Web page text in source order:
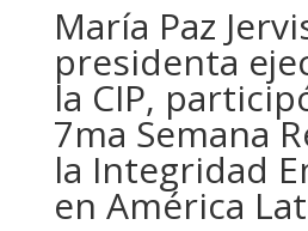
María Paz
presidenta
la CIP,
7ma Semana
la Integridad
en América